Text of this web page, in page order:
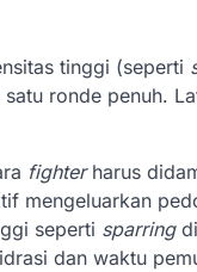
tinggi (seperti
ronde penuh.
fighterharus
mengeluarkan
seperti sparring
dan waktu